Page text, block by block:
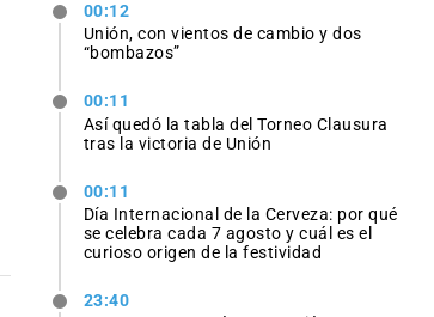
00:12
Unión, con vientos de cambio y dos
“bombazos”
00:11
Así quedó la tabla del Torneo Clausura
tras la victoria de Unión
00:11
Día Internacional de la Cerveza: por qué
se celebra cada 7 agosto y cuál es el
curioso origen de la festividad
23:40